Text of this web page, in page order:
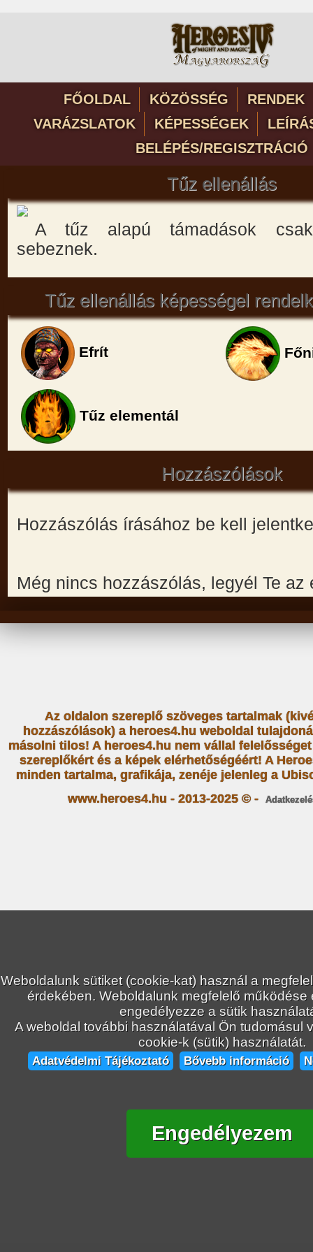
FŐOLDAL KÖZÖSSÉG
RENDEK
VARÁZSLATOK
KÉPESSÉGEK
BELÉPÉS/REGISZTRÁCIÓ
Tűz ellenállás
A tűz alapú támadások
sebeznek.
Tűz ellenállás képességel
Efrít
Tűz elementál
Hozzászólások
Hozzászólás írásához be kell
Még nincs hozzászólás, legyél Te az
Weboldalunk sütiket (cookie-kat) használ a
érdekében. Weboldalunk megfelelő működése
engedélyezze a sütik
A weboldal további használatával Ön tudomásul
cookie-k (sütik) használatát.
Adatvédelmi Tájékoztató Bővebb információ
Engedélyezem
Az oldalon szereplő szöveges tartalmak
hozzászólások) a heroes4.hu weboldal
másolni tilos! A heroes4.hu nem vállal
szereplőkért és a képek elérhetőségéért! A
minden tartalma, grafikája, zenéje jelenleg a
www.heroes4.hu - 2013-2025 © -